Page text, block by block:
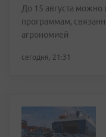
До 15 августа можно
программам,
агрономией
сегодня, 21:31